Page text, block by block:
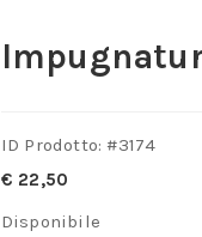
ID Prodotto: #3174
€ 22,50
Disponibile